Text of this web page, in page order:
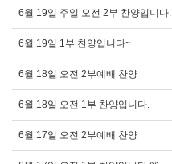
6월 19일 주일 오전 2부 찬양입니다.
6월 19일 1부 찬양입니다~
6월 18일 오전 2부예배 찬양
6월 18일 오전 1부 찬양입니다.
6월 17일 오전 2부예배 찬양